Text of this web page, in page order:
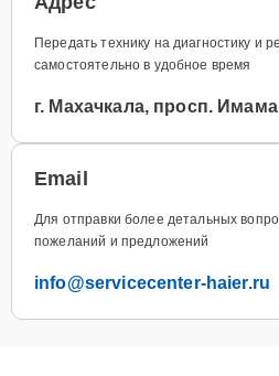
Передать технику на диагностику и
самостоятельно в удобное время
г. Махачкала, просп.
Email
Для отправки более детальных
пожеланий и предложений
info@servicecenter-haier.ru